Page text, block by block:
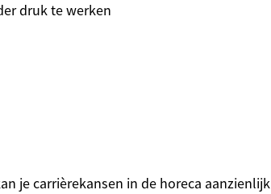
druk te werken
je carrièrekansen in de horeca aanzienlijk